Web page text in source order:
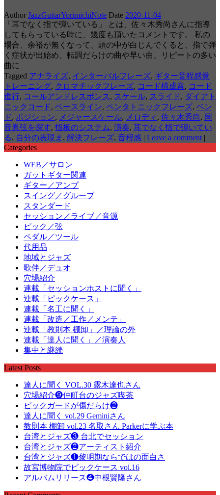
Author JazzGuitarYorimichiNote Date 2020-11-04
「耳でなく指で弾いている」 とは、佐々木秀尚さんに指導
してもらっている時に、幾度も頂いたコメントです。 私の
場合、余裕が無くなって、頭の中が白じんでくると、指で弾
く症状が出始め、転調だらけの曲や早い曲、リピートの多い
曲に
Tagged アナライズ, インターバルフレーズ, ギター音程感覚
トレーニング, クロマチックフレーズ, コード構成音, コード
進行, コールアンドレスポンス , スケール, スライド, ダイアト
ニックコード, ベースライン, ペンタトニックフレーズ, ベン
ド, ポジション, メジャースケール, メロディ , 佐々木秀尚, 同
音異弦を探す, 指板のシステム, 演奏, 耳でなく指で弾いてい
る, 自分の表現ま , 解決フレーズ, 音程感 | Leave a comment |
Categories
WEB／サロン
ガットギター関連
ギター／アンプ
スイング／グルーブ
スタンダード
セッション／ライブ／音源
ピック／弦
ペダル／ツール
代用品
地域とジャズ
歌伴／デュオ
穴場紹介
連載「セッションホストに聞く」
連載「ピックケース」
連載「名工に聞く」
連載「改造／工作／メンテ」
連載「教則本 棚卸」／理論の外
連載「達人に聞く」／演奏人
集中と継続
Latest Posts
達人に聞く VOL.30 露木達也さん
穴場紹介❾仲町台のジャズ喫茶
ピックガードが傷だらけ❷
達人に聞く vol.29 Geminiさん
教則本 棚卸 vol.23 名取さん Parkerに学ぶ本
台湾とジャズ❸ 台北でセッション
台湾とジャズ❷アーティスト紹介
台湾とジャズ❶黎明期ならではの面白さ
故宮博物院でピックケース vol.16
アルバムリリース❹中根賢隆さん